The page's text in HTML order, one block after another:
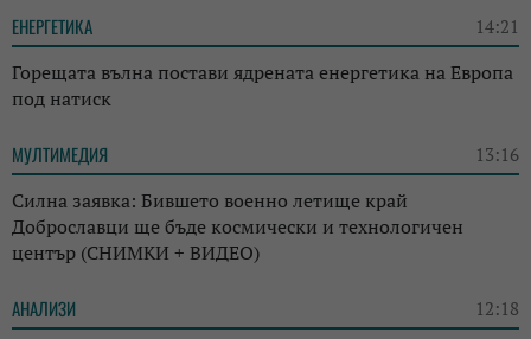
ЕНЕРГЕТИКА 14:21
Горещата вълна постави ядрената енергетика на Европа
под натиск
МУЛТИМЕДИЯ 13:16
Силна заявка: Бившето военно летище край
Доброславци ще бъде космически и технологичен
център (СНИМКИ + ВИДЕО)
АНАЛИЗИ 12:18